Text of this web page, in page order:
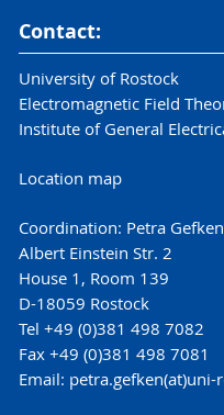
Contact:
University of Rostock
Electromagnetic Field
Institute of General
Location map
Coordination: Petra Gefken
Albert Einstein Str. 2
House 1, Room 139
D-18059 Rostock
Tel +49 (0)381 498 7082
Fax +49 (0)381 498 7081
Email: petra.gefken(at)uni-